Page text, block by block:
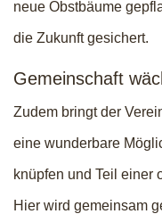
neue Obstbäume
die Zukunft gesichert.
Gemeinschaft
Zudem bringt der
eine wunderbare
knüpfen und Teil einer
Hier wird gemeinsam